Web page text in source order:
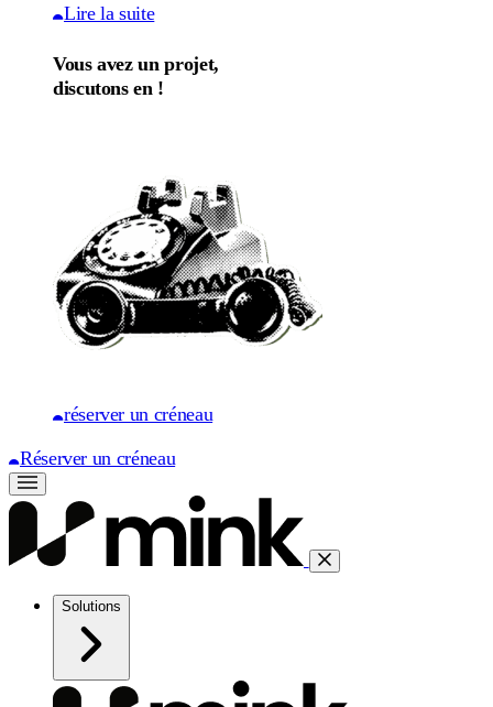
Lire la suite
Vous avez un projet,
discutons en !
réserver un créneau
Réserver un créneau
Solutions